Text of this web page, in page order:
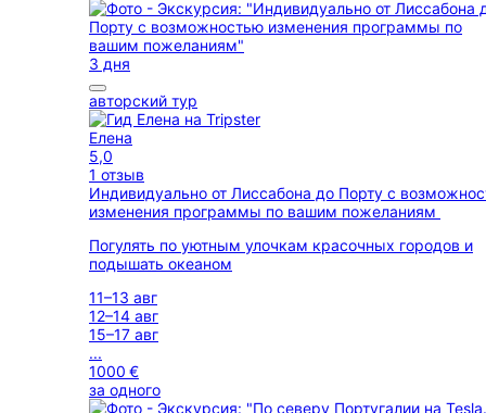
3 дня
авторский тур
Елена
5,0
1 отзыв
Индивидуально от Лиссабона до Порту с
изменения программы по вашим пожеланиям
Погулять по уютным улочкам красочных городов и
подышать океаном
11–13 авг
12–14 авг
15–17 авг
...
1000 €
за одного